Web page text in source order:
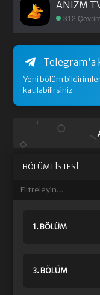
ANIZM
312
Telegram'a
Yeni bölüm
katılabilirsiniz
BÖLÜM LISTESI
1. BÖLÜM
3. BÖLÜM